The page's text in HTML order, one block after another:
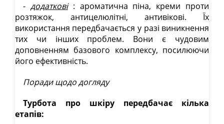
- додаткові: ароматична піна, креми проти
розтяжок, антицелюлітні, антивікові. Їх
використання передбачається у разі виникнення
тих чи інших проблем. Вони є чудовим
доповненням базового комплексу, посилюючи
його ефективність.
Поради щодо догляду
Турбота про шкіру передбачає кілька
етапів: